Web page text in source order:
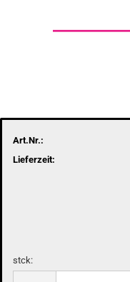
Art.Nr.:
Lieferzeit:
stck: